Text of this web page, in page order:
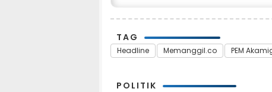
TAG
Headline Memanggil.co PEM
POLITIK